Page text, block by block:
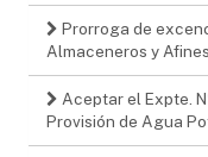
Prorroga de
Almaceneros y Afines
Aceptar el Expte.
Provisión de Agua